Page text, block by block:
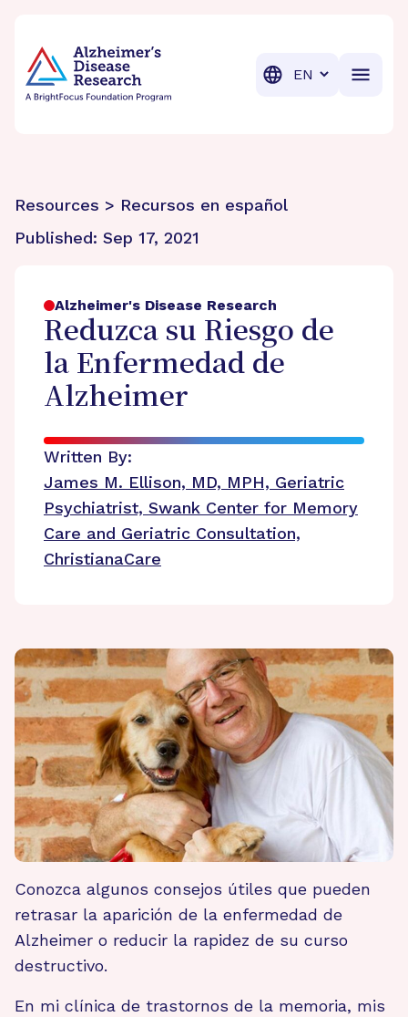
Translation
Resources > Recursos en español
Published: Sep 17, 2021
Alzheimer's Disease Research
Reduzca su Riesgo de
la Enfermedad de
Alzheimer
Written By:
James M. Ellison, MD, MPH, Geriatric
Psychiatrist, Swank Center for Memory
Care and Geriatric Consultation,
ChristianaCare
Conozca algunos consejos útiles que pueden
retrasar la aparición de la enfermedad de
Alzheimer o reducir la rapidez de su curso
destructivo.
En mi clínica de trastornos de la memoria, mis